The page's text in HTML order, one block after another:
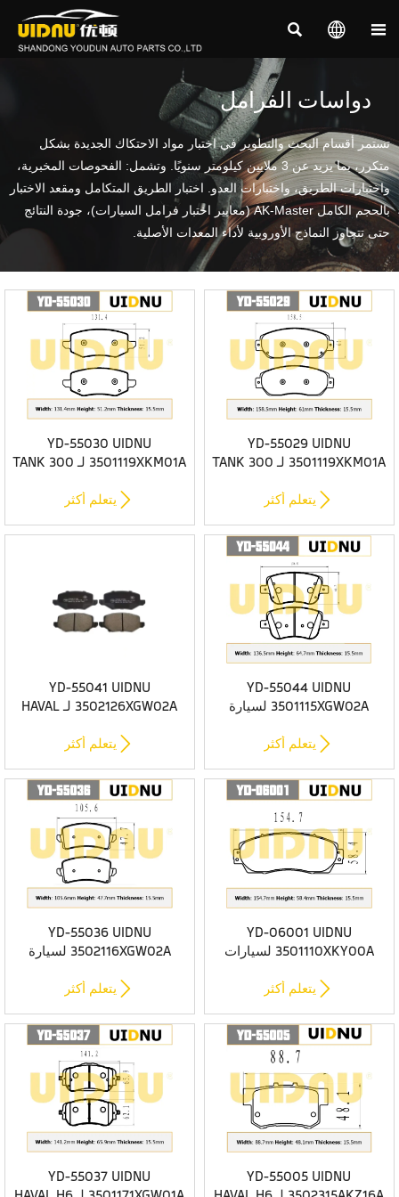
  
دواسات الفرامل
تستمر أقسام البحث والتطوير في اختبار مواد الاحتكاك الجديدة بشكل
متكرر، بما يزيد عن 3 ملايين كيلومتر سنويًا. وتشمل: الفحوصات المخبرية،
واختبارات الطريق، واختبارات العدو. اختبار الطريق المتكامل ومقعد الاختبار
بالحجم الكامل AK-Master (معايير اختبار فرامل السيارات)، جودة النتائج
حتى تتجاوز النماذج الأوروبية لأداء المعدات الأصلية.
YD-55030 UIDNU
3501119XKM01A لـ TANK 300
المصنوعة من السيراميك
يتعلم أكثر 
YD-55029 UIDNU
3501119XKM01A لـ TANK 300
السيراميك الفاخر
يتعلم أكثر 
YD-55041 UIDNU
3502126XGW02A لـ HAVAL
مكابح سيراميك خلفية ممتازة
يتعلم أكثر 
YD-55044 UIDNU
3501115XGW02A لسيارة
وسادات فرامل أمامية من
السيراميك الفاخر
يتعلم أكثر 
YD-55036 UIDNU
3502116XGW02A لسيارة
وسادات فرامل سيراميك خلفية
يتعلم أكثر 
YD-06001 UIDNU
3501110XKY00A لسيارات
وسادات فرامل أمامية من
السيراميك الفاخر
يتعلم أكثر 
YD-55037 UIDNU
YD-55005 UIDNU